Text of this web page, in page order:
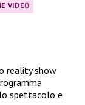
VIDEO
reality show
spettacolo e